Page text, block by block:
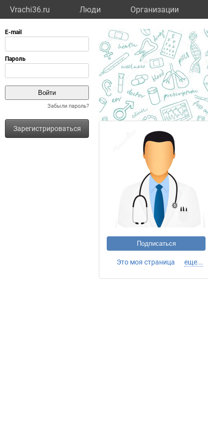
Vrachi36.ru Люди Организации
Забыли пароль?
Зарегистрироваться
Подписаться
Это моя страница еще...